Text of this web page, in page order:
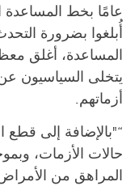
عامًا بخط المساعدة
أُبلغوا بضرورة
المساعدة، أغلق
يتخلى السياسيون
أزماتهم.
“"بالإضافة إلى قطع
حالات الأزمات،
المراهق من